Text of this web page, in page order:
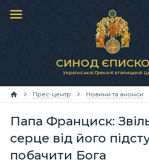
СИНОД
Української Греко-Католицької
Прес-центр Новини та анонси
Папа Франциск:
серце від його
побачити Бога